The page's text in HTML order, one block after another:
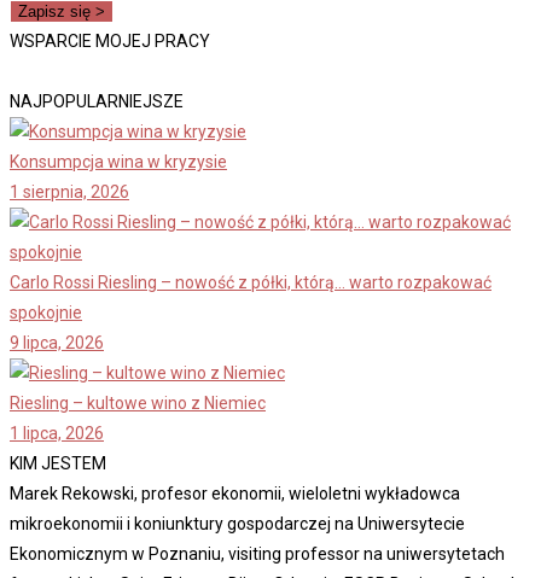
Zapisz się >
WSPARCIE MOJEJ PRACY
NAJPOPULARNIEJSZE
Konsumpcja wina w kryzysie
1 sierpnia, 2026
Carlo Rossi Riesling – nowość z półki, którą… warto rozpakować
spokojnie
9 lipca, 2026
Riesling – kultowe wino z Niemiec
1 lipca, 2026
KIM JESTEM
Marek Rekowski, profesor ekonomii, wieloletni wykładowca
mikroekonomii i koniunktury gospodarczej na Uniwersytecie
Ekonomicznym w Poznaniu, visiting professor na uniwersytetach